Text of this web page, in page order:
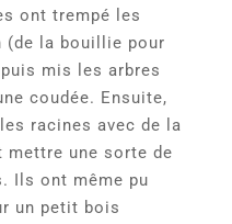
ont trempé les
(de la bouillie pour
mis les arbres
coudée. Ensuite,
racines avec de la
mettre une sorte de
Ils ont même pu
un petit bois